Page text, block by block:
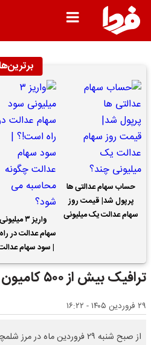
حساب سهام عدالتی ها
پرپول شد| قیمت روز
سهام عدالت یک میلیونی
واریز ۳
سهام عدالت در
| سود سهام
محاسبه می
ترافیک بیش از ۵۰۰ کامیون در مرز شلمچه
۲۹ فروردین ۱۴۰۵ - ۱۶:۲۲
از صبح شنبه ۲۹ فروردین ماه